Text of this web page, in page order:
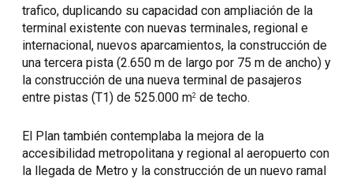
trafico, duplicando su capacidad con ampliación de la
terminal existente con nuevas terminales, regional e
internacional, nuevos aparcamientos, la construcción de
una tercera pista (2.650 m de largo por 75 m de ancho) y
la construcción de una nueva terminal de pasajeros
entre pistas (T1) de 525.000 m2 de techo.
El Plan también contemplaba la mejora de la
accesibilidad metropolitana y regional al aeropuerto con
la llegada de Metro y la construcción de un nuevo ramal